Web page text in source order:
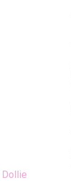
Dollie